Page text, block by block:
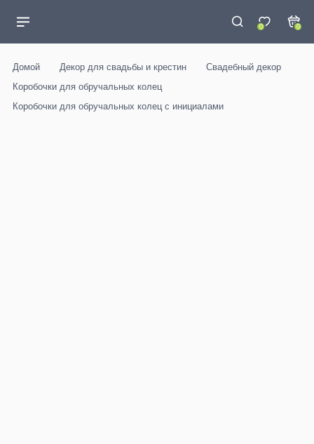
0 0
Домой Декор для свадьбы и крестин
Свадебный декор
Коробочки для обручальных колец
Коробочки для обручальных колец с инициалами